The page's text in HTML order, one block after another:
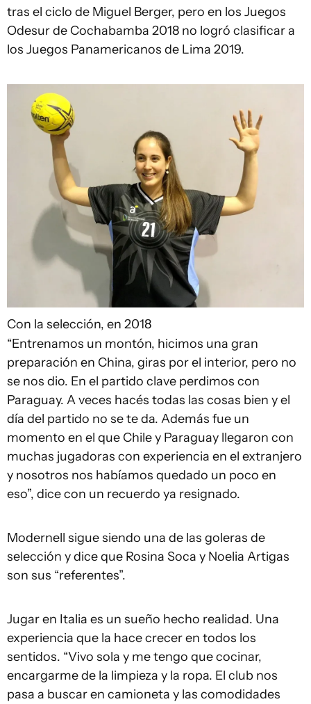
tras el ciclo de Miguel Berger, pero en los Juegos
Odesur de Cochabamba 2018 no logró clasificar a
los Juegos Panamericanos de Lima 2019.
Con la selección, en 2018
“Entrenamos un montón, hicimos una gran
preparación en China, giras por el interior, pero no
se nos dio. En el partido clave perdimos con
Paraguay. A veces hacés todas las cosas bien y el
día del partido no se te da. Además fue un
momento en el que Chile y Paraguay llegaron con
muchas jugadoras con experiencia en el extranjero
y nosotros nos habíamos quedado un poco en
eso”, dice con un recuerdo ya resignado.
Modernell sigue siendo una de las goleras de
selección y dice que Rosina Soca y Noelia Artigas
son sus “referentes”.
Jugar en Italia es un sueño hecho realidad. Una
experiencia que la hace crecer en todos los
sentidos. “Vivo sola y me tengo que cocinar,
encargarme de la limpieza y la ropa. El club nos
pasa a buscar en camioneta y las comodidades